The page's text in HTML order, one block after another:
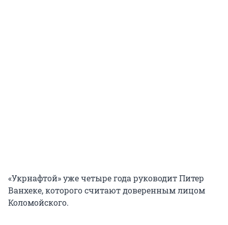
«Укрнафтой» уже четыре года руководит Питер
Ванхеке, которого считают доверенным лицом
Коломойского.